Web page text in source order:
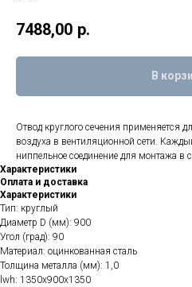
7488,00 р.
В
Отвод круглого сечения применяется
воздуха в вентиляционной сети.
ниппельное соединение для монтажа в
Характеристики
Оплата и доставка
Характеристики
Тип: круглый
Диаметр D (мм): 900
Угол (град): 90
Материал: оцинкованная сталь
Толщина металла (мм): 1,0
lwh: 1350x900x1350